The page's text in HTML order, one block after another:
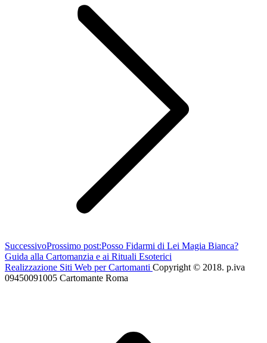
SuccessivoProssimo post:Posso Fidarmi di Lei Magia Bianca?
Guida alla Cartomanzia e ai Rituali Esoterici
Realizzazione Siti Web per Cartomanti Copyright © 2018. p.iva
09450091005 Cartomante Roma